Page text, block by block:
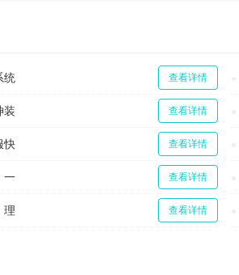
查看详情
统
查看详情
装
查看详情
快
查看详情
一
查看详情
理